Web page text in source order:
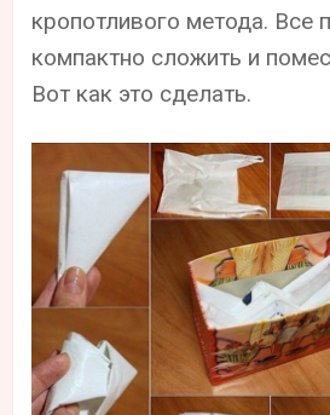
кропотливого метода. Все
компактно сложить и
Вот как это сделать.